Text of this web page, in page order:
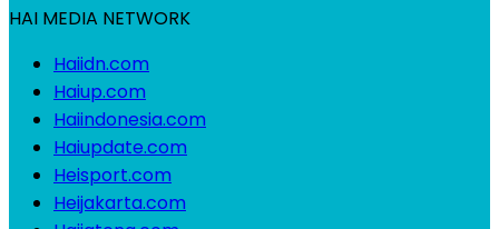
HAI MEDIA NETWORK
Haiidn.com
Haiup.com
Haiindonesia.com
Haiupdate.com
Heisport.com
Heijakarta.com